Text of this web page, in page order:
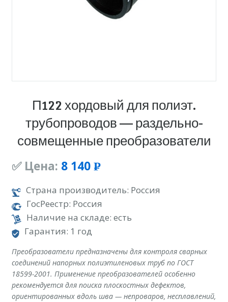
П122 хордовый для полиэт.
трубопроводов — раздельно-
совмещенные преобразователи
✅ Цена: 8 140 Р
УБ.
Страна производитель: Россия
ГосРеестр: Россия
Наличие на складе: есть
Гарантия: 1 год
Преобразователи предназначены для контроля сварных
соединений напорных полиэтиленовых труб по ГОСТ
18599-2001. Применение преобразователей особенно
рекомендуется для поиска плоскостных дефектов,
ориентированных вдоль шва — непроваров, несплавлений,